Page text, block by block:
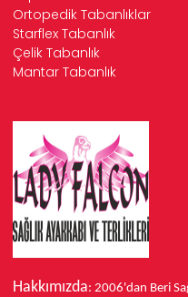
Ortopedik Tabanlıklar
Starflex Tabanlık
Çelik Tabanlık
Mantar Tabanlık
Hakkımızda: 2006'dan Beri